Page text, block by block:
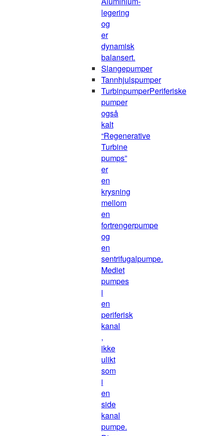
legering
og
er
dynamisk
balansert.
Slangepumper
Tannhjulspumper
TurbinpumperPeriferiske
pumper
også
kalt
“Regenerative
Turbine
pumps”
er
en
krysning
mellom
en
fortrengerpumpe
og
en
sentrifugalpumpe.
Mediet
pumpes
i
en
periferisk
kanal
,
ikke
ulikt
som
i
en
side
kanal
pumpe.